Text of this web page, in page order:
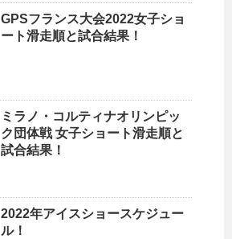
GPSフランス大会2022女子ショ
ート滑走順と試合結果！
ミラノ・コルティナオリンピッ
ク団体戦 女子ショート滑走順と
試合結果！
2022年アイスショースケジュー
ル！